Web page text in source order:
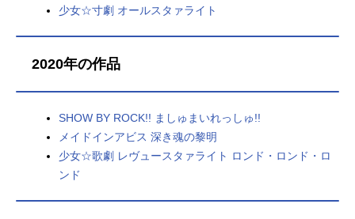
少女☆寸劇 オールスタァライト
2020年の作品
SHOW BY ROCK!! ましゅまいれっしゅ!!
メイドインアビス 深き魂の黎明
少女☆歌劇 レヴュースタァライト ロンド・ロンド・ロ
ンド